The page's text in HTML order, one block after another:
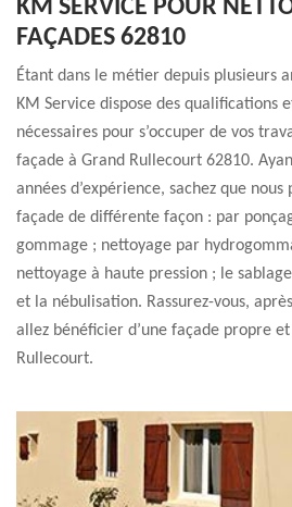
KM SERVICE POUR
FAÇADES 62810
Étant dans le métier depuis plusieurs
KM Service dispose des qualifications
nécessaires pour s’occuper de vos
façade à Grand Rullecourt 62810.
années d’expérience, sachez que
façade de différente façon : par
gommage ; nettoyage par
nettoyage à haute pression ; le
et la nébulisation. Rassurez-vous,
allez bénéficier d’une façade propre
Rullecourt.